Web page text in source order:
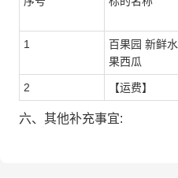
1
百果园 新鲜水
果西瓜
2 【运费】
六、其他补充事宜: